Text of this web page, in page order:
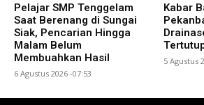
Pelajar SMP Tenggelam
Saat Berenang di Sungai
Siak, Pencarian Hingga
Malam Belum
Membuahkan Hasil
6 Agustus 2026 -07:53
Kabar
5 Agustus